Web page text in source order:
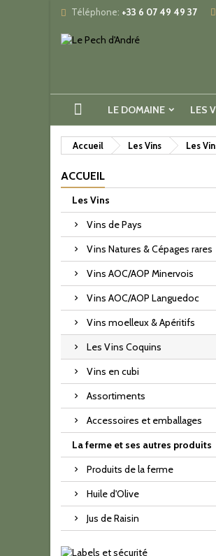
Téléphone: +33 6 07 49 49 37
LE DOMAINE LES
Accueil Les Vins Les
ACCUEIL
Les Vins
Vins de Pays
Vins Natures & Cépages rares
Vins AOC/AOP Minervois
Vins AOC/AOP Languedoc
Vins moelleux & Apéritifs
Les Vins Coquins
Vins en cubi
Assortiments
Accessoires et emballages
La ferme et ses autres produits
Produits de la ferme
Huile d'Olive
Jus de Raisin